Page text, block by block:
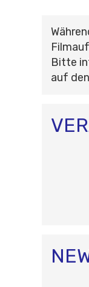
Bitte
auf